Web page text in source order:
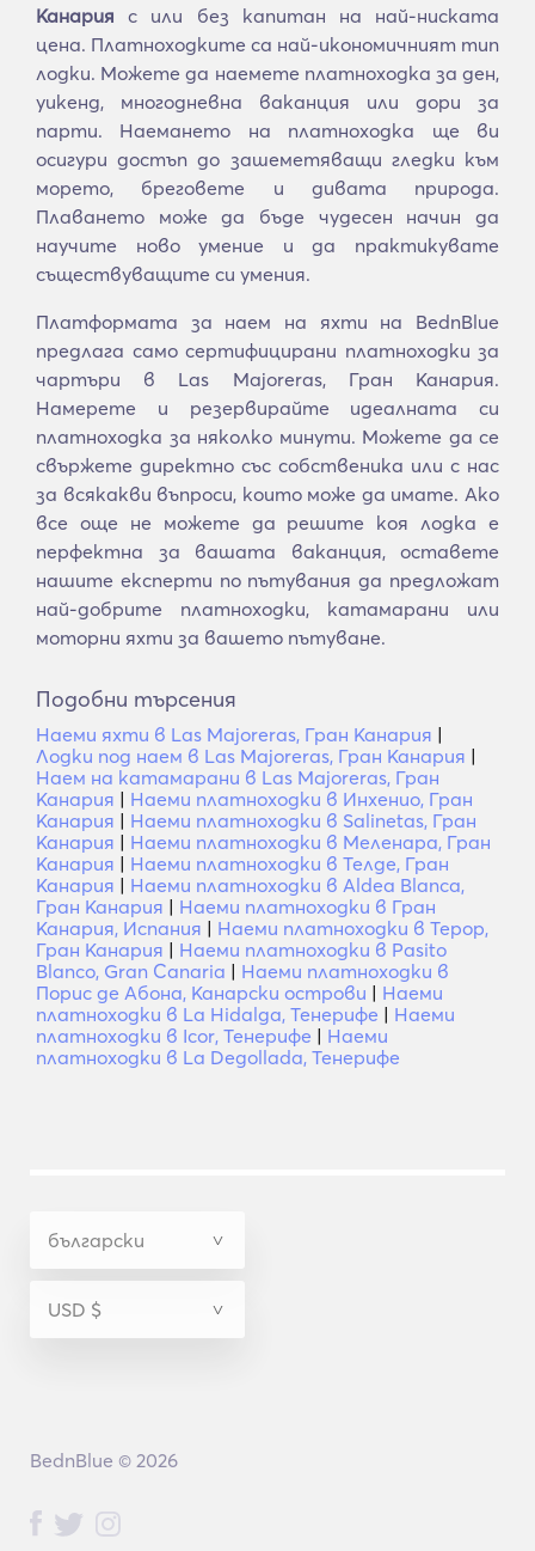
Канария с или без капитан на най-ниската
цена. Платноходките са най-икономичният тип
лодки. Можете да наемете платноходка за ден,
уикенд, многодневна ваканция или дори за
парти. Наемането на платноходка ще ви
осигури достъп до зашеметяващи гледки към
морето, бреговете и дивата природа.
Плаването може да бъде чудесен начин да
научите ново умение и да практикувате
съществуващите си умения.
Платформата за наем на яхти на BednBlue
предлага само сертифицирани платноходки за
чартъри в Las Majoreras, Гран Канария.
Намерете и резервирайте идеалната си
платноходка за няколко минути. Можете да се
свържете директно със собственика или с нас
за всякакви въпроси, които може да имате. Ако
все още не можете да решите коя лодка е
перфектна за вашата ваканция, оставете
нашите експерти по пътувания да предложат
най-добрите платноходки, катамарани или
моторни яхти за вашето пътуване.
Подобни търсения
Наеми яхти в Las Majoreras, Гран Канария |
Лодки под наем в Las Majoreras, Гран Канария |
Наем на катамарани в Las Majoreras, Гран
Канария | Наеми платноходки в Инхенио, Гран
Канария | Наеми платноходки в Salinetas, Гран
Канария | Наеми платноходки в Меленара, Гран
Канария | Наеми платноходки в Телде, Гран
Канария | Наеми платноходки в Aldea Blanca,
Гран Канария | Наеми платноходки в Гран
Канария, Испания | Наеми платноходки в Терор,
Гран Канария | Наеми платноходки в Pasito
Blanco, Gran Canaria | Наеми платноходки в
Порис де Абона, Канарски острови | Наеми
платноходки в La Hidalga, Тенерифе | Наеми
платноходки в Icor, Тенерифе | Наеми
платноходки в La Degollada, Тенерифе
BednBlue © 2026